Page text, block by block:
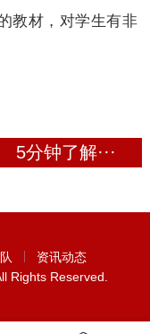
教材，对学生有非
5分钟了解···
资讯动态
Rights Reserved.